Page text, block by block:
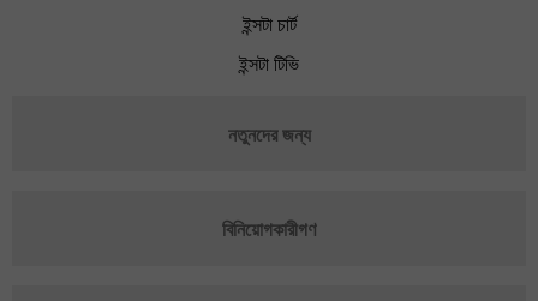
ইন্সটা চার্ট
ইন্সটা টিভি
নতুনদের জন্য
বিনিয়োগকারীগণ